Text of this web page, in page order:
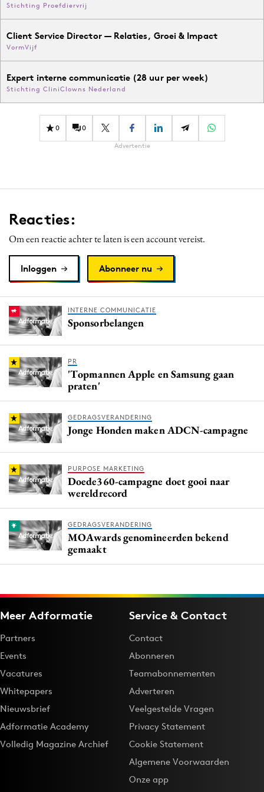
Stichting Proefdiervrij
Client Service Director — Relaties, Groei & Impact
VormVijf
Expert interne communicatie (28 uur per week)
Stichting CliniClowns Nederland
0 0
Advertentie
Reacties:
Om een reactie achter te laten is een account vereist.
Inloggen Abonneer nu
INTERNE COMMUNICATIE
Sponsorbelangen
PR
'Topmannen Apple en Samsung gaan
praten'
GEDRAGSVERANDERING
Jonge Honden maken ADCN-campagne
PURPOSE MARKETING
Doede360-campagne doet gooi naar
wereldrecord
GEDRAGSVERANDERING
MOAwards genomineerden bekend
gemaakt
Meer Adformatie
Partners
Events
Vacatures
Whitepapers
Nieuwsbrief
Adformatie Academy
Volledig Magazine Archief
Service & Contact
Contact
Abonneren
Teamabonnementen
Adverteren
Veelgestelde Vragen
Privacy Statement
Cookie Statement
Algemene Voorwaarden
Onze app